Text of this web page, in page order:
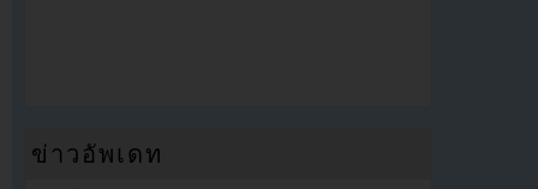
ข่าวอัพเดท